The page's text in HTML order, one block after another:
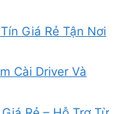
Giá Rẻ Tận Nơi
Cài Driver Và